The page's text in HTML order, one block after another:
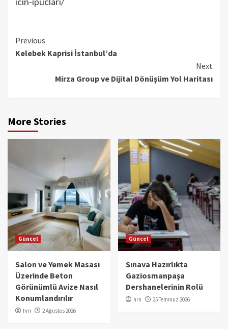
Continue
Reading
Previous
Kelebek Kaprisi İstanbul’da
Next
Mirza Group ve Dijital Dönüşüm Yol Haritası
More Stories
Güncel
Salon ve Yemek Masası
Üzerinde Beton
Görünümlü Avize Nasıl
Konumlandırılır
hrn 2 Ağustos 2026
Güncel
Sınava Hazırlıkta
Gaziosmanpaşa
Dershanelerinin Rolü
hrn 25 Temmuz 2026